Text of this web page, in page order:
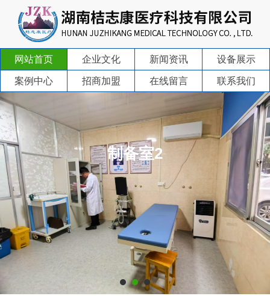
网站首页 企业文化 新闻资讯 设备展示
案例中心 招商加盟 在线留言 联系我们
制备室2